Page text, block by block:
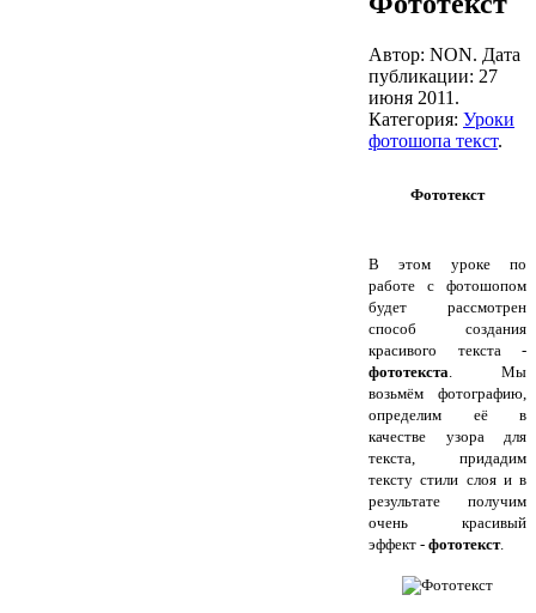
Автор: NON. Дата
публикации: 27
июня 2011 .
Категория: Уроки
фотошопа текст.
Фототекст
В этом уроке по
работе с фотошопом
будет рассмотрен
способ создания
красивого текста -
фототекста. Мы
возьмём фотографию,
определим её в
качестве узора для
текста, придадим
тексту стили слоя и в
результате получим
очень красивый
эффект - фототекст.